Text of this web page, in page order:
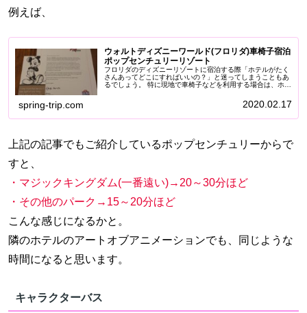
例えば、
ウォルトディズニーワールド(フロリダ)車椅子宿泊
ポップセンチュリーリゾート
フロリダのディズニーリゾートに宿泊する際「ホテルがたく
さんあってどこにすればいいの？」と迷ってしまうこともあ
るでしょう。 特に現地で車椅子などを利用する場合は、ホテ
spring-trip.com 2020.02.17
上記の記事でもご紹介しているポップセンチュリーからで
すと、
・マジックキングダム(一番遠い)→20～30分ほど
・その他のパーク→15～20分ほど
こんな感じになるかと。
隣のホテルのアートオブアニメーションでも、同じような
時間になると思います。
キャラクターバス